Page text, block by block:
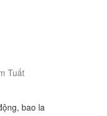
Tuất
bao la